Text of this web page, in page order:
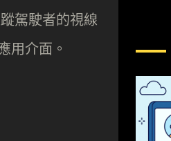
駕駛者的視線
用介面。